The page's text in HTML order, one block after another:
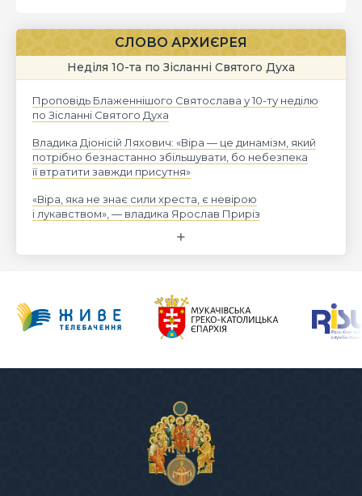
СЛОВО АРХИЄРЕЯ
Неділя 10-та по Зісланні Святого Духа
Проповідь Блаженнішого Святослава у 10-ту неділю
по Зісланні Святого Духа
Владика Діонісій Ляхович: «Віра — це динамізм, який
потрібно безнастанно збільшувати, бо небезпека
її втратити завжди присутня»
«Віра, яка не знає сили хреста, є невірою
і лукавством», — владика Ярослав Приріз